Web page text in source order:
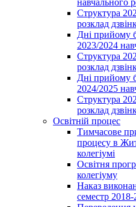
навчального
Структура
розклад
Дні прийому
2023/2024
Структура
розклад
Дні прийому
2024/2025
Структура
розклад
Освітній процес
Тимчасове
процесу в
колегіумі
Освітня
колегіуму
Наказ
семестр